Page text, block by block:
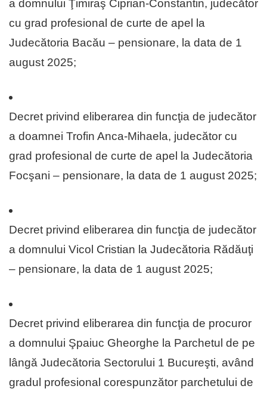
a domnului Ţimiraş Ciprian-Constantin, judecător
cu grad profesional de curte de apel la
Judecătoria Bacău – pensionare, la data de 1
august 2025;
Decret privind eliberarea din funcţia de judecător
a doamnei Trofin Anca-Mihaela, judecător cu
grad profesional de curte de apel la Judecătoria
Focşani – pensionare, la data de 1 august 2025;
Decret privind eliberarea din funcţia de judecător
a domnului Vicol Cristian la Judecătoria Rădăuţi
– pensionare, la data de 1 august 2025;
Decret privind eliberarea din funcţia de procuror
a domnului Şpaiuc Gheorghe la Parchetul de pe
lângă Judecătoria Sectorului 1 Bucureşti, având
gradul profesional corespunzător parchetului de